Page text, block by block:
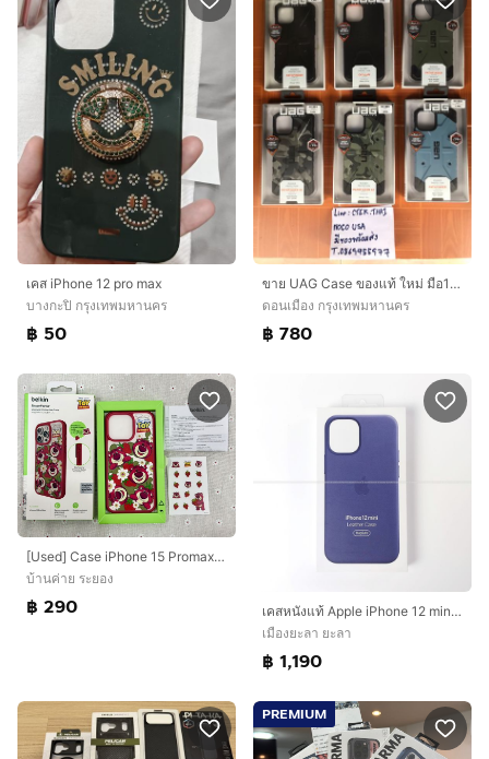
เคส iPhone 12 pro max
บางกะปิ กรุงเทพมหานคร
฿ 50
ขาย UAG Case ของแท้ ใหม่ มือ1 100 เปอร์เซ็นต์ for iPhone 11 Pro และ 11 Promax
ดอนเมือง กรุงเทพมหานคร
฿ 780
[Used] Case iPhone 15 Promax belkin แท้
บ้านค่าย ระยอง
฿ 290
เคสหนังแท้ Apple iPhone 12 mini Leather Case with MagSafe สี Deep Violet แท้ศูนย์ ใหม่มือหนึ่ง หายาก ราคาพิเศษ
เมืองยะลา ยะลา
฿ 1,190
PREMIUM